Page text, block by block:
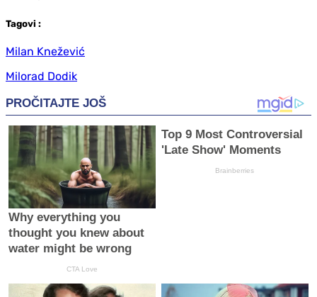
Tagovi :
Milan Knežević
Milorad Dodik